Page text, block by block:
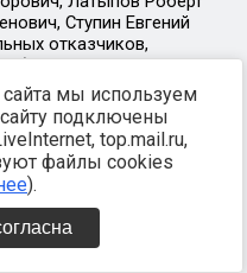
мы используем
подключены
top.mail.ru,
файлы cookies
).